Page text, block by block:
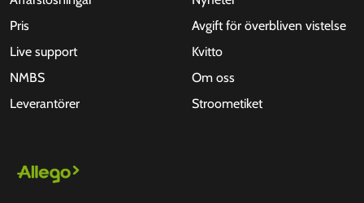
Pris
Live support
NMBS
Leverantörer
Avgift för överbliven vistelse
Kvitto
Om oss
Stroometiket